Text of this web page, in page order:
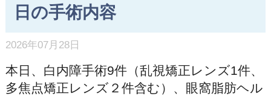
日の手術内容
2026年07月28日
本日、白内障手術9件（乱視矯正レンズ1件、
多焦点矯正レンズ２件含む）、眼窩脂肪ヘル